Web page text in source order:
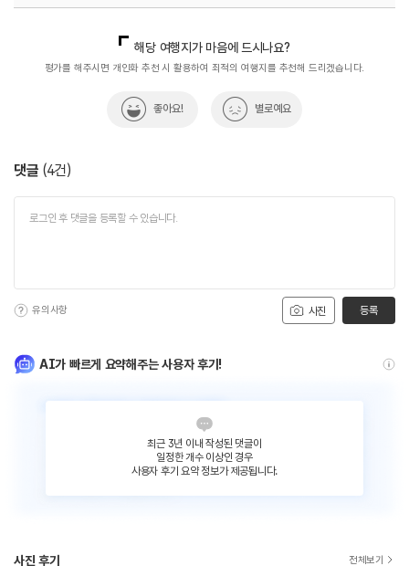
해당 여행지가 마음에 드시나요?
평가를 해주시면 개인화 추천 시 활용하여 최적의 여행지를 추천해 드리겠습니다.
좋아요! 별로예요
댓글 (4건)
사진
유의사항 등록
AI가 빠르게 요약해주는 사용자 후기!
최근 3년 이내 작성된 댓글이
일정한 개수 이상인 경우
사용자 후기 요약 정보가 제공됩니다.
사진 후기 전체보기